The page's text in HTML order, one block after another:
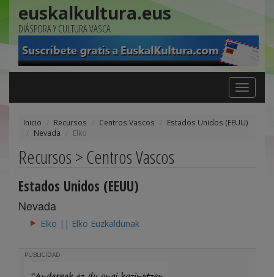
euskalkultura.eus
DIÁSPORA Y CULTURA VASCA
Toggle
navigation
Inicio Recursos Centros Vascos
Estados Unidos (EEUU)
Nevada
Elko
Recursos > Centros Vascos
Estados Unidos (EEUU)
Nevada
Elko || Elko Euzkaldunak
PUBLICIDAD